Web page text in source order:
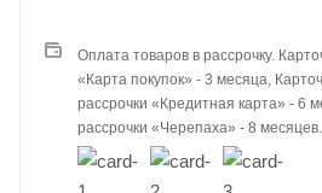
Оплата товаров в рассрочку.
«Карта покупок» - 3 месяца,
рассрочки «Кредитная карта» - 6
рассрочки «Черепаха» - 8 месяцев.